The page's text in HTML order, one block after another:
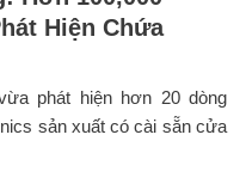
Hiện Chứa
phát hiện hơn 20 dòng
sản xuất có cài sẵn cửa